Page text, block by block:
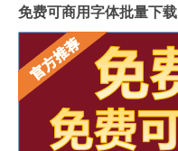
免费可商用字体批量下载